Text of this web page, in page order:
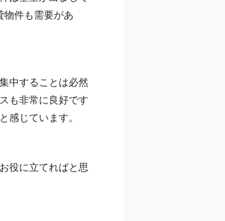
物件も需要があ
中することは必然
も非常に良好です
感じています。
役に立てればと思